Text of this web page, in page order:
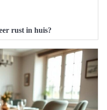
rust in huis?